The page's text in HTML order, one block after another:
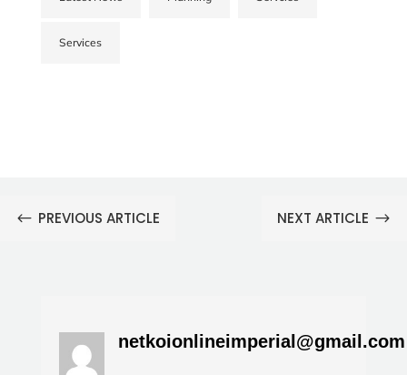
Services
# PREVIOUS ARTICLE NEXT ARTICLE $
netkoionlineimperial@gmail.com